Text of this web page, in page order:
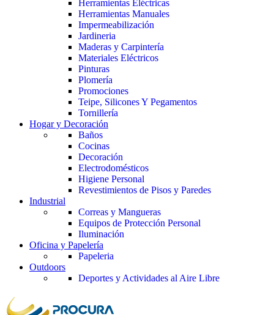
Herramientas Eléctricas
Herramientas Manuales
Impermeabilización
Jardineria
Maderas y Carpintería
Materiales Eléctricos
Pinturas
Plomería
Promociones
Teipe, Silicones Y Pegamentos
Tornillería
Hogar y Decoración
Baños
Cocinas
Decoración
Electrodomésticos
Higiene Personal
Revestimientos de Pisos y Paredes
Industrial
Correas y Mangueras
Equipos de Protección Personal
Iluminación
Oficina y Papelería
Papeleria
Outdoors
Deportes y Actividades al Aire Libre